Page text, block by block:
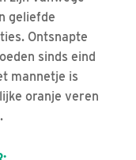
geliefde
Ontsnapte
sinds eind
mannetje is
oranje veren